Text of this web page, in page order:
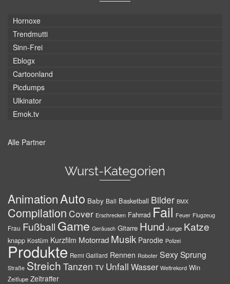
Hornoxe
Trendmutti
Sinn-Frei
Eblogx
Cartoonland
Picdumps
Ulkinator
Emok.tv
Alle Partner
Wurst-Kategorien
AnimationAuto Baby Ball Basketball Bilder BMX
Compilation Cover Erschrecken Fahrrad Fail Feuer Flugzeug
Frau Fußball Game Geräusch Gitarre Hund Junge Katze
knapp Kostüm Kurzfilm Motorrad Musik Parodie Polizei
Produkte Remi Gaillard Rennen Roboter SexySprung
Straße Streich Tanzen TV Unfall Wasser Weltrekord Win
Zeitlupe Zeitraffer